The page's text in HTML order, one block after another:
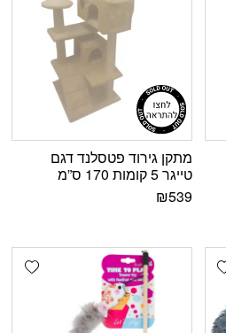
מתקן גירוד פטסלנד דגם
טייגר 5 קומות 170 ס”מ
₪539
Add wishlist